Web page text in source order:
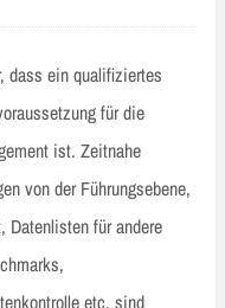
dass ein qualifiziertes
für die
ist. Zeitnahe
von der Führungsebene,
Datenlisten für andere
etc. sind